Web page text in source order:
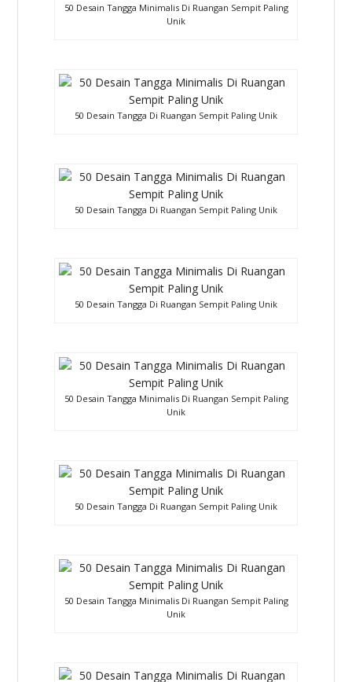
50 Desain Tangga Minimalis Di Ruangan Sempit Paling
Unik
50 Desain Tangga Di Ruangan Sempit Paling Unik
50 Desain Tangga Di Ruangan Sempit Paling Unik
50 Desain Tangga Di Ruangan Sempit Paling Unik
50 Desain Tangga Minimalis Di Ruangan Sempit Paling
Unik
50 Desain Tangga Di Ruangan Sempit Paling Unik
50 Desain Tangga Minimalis Di Ruangan Sempit Paling
Unik